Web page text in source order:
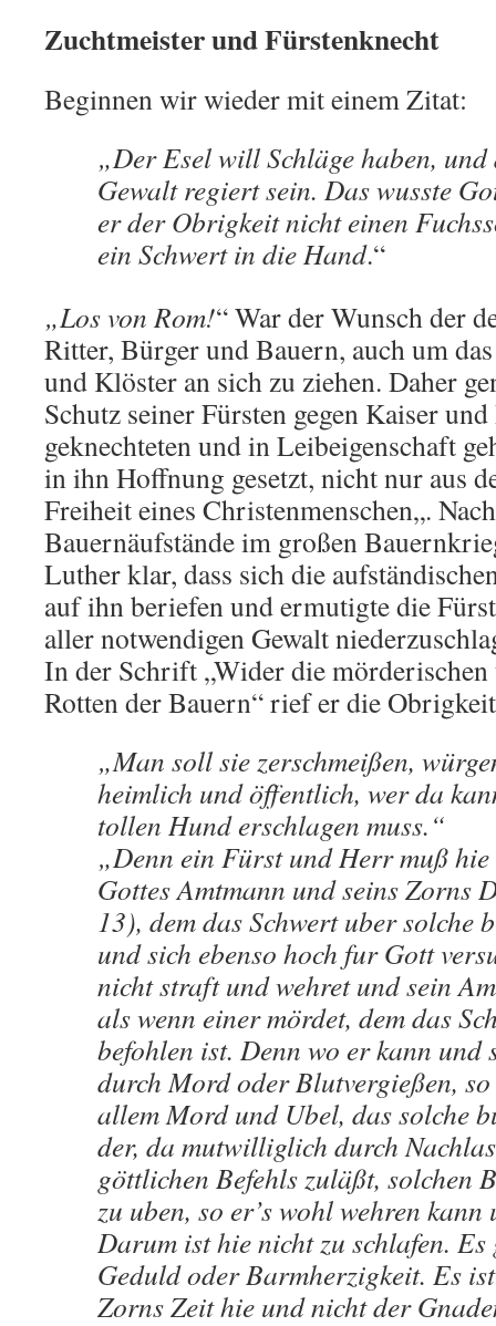
Zuchtmeister und Fürstenknecht
Beginnen wir wieder mit einem Zitat:
„Der Esel will Schläge haben,
Gewalt regiert sein. Das wusste
er der Obrigkeit nicht einen
ein Schwert in die Hand.“
„Los von Rom!“ War der Wunsch der
Ritter, Bürger und Bauern, auch um
und Klöster an sich zu ziehen. Daher
Schutz seiner Fürsten gegen Kaiser
geknechteten und in Leibeigenschaft
in ihn Hoffnung gesetzt, nicht nur aus
Freiheit eines Christenmenschen„.
Bauernäufstände im großen
Luther klar, dass sich die
auf ihn beriefen und ermutigte die
aller notwendigen Gewalt
In der Schrift „Wider die mörderischen
Rotten der Bauern“ rief er die
„Man soll sie zerschmeißen,
heimlich und öffentlich, wer da
tollen Hund erschlagen muss.“
„Denn ein Fürst und Herr muß hie
Gottes Amtmann und seins Zorns
13), dem das Schwert uber solche
und sich ebenso hoch fur Gott
nicht straft und wehret und sein
als wenn einer mördet, dem das
befohlen ist. Denn wo er kann und
durch Mord oder Blutvergießen,
allem Mord und Ubel, das solche
der, da mutwilliglich durch
göttlichen Befehls zuläßt, solchen
zu uben, so er’s wohl wehren
Darum ist hie nicht zu schlafen.
Geduld oder Barmherzigkeit. Es
Zorns Zeit hie und nicht der